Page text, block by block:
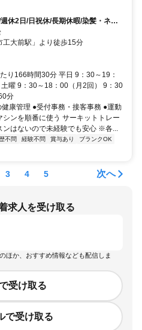
休2日/日祝休/長期休暇/染髪・ネイ
工大前駅」より徒歩15分
り166時間30分 平日 9：30～19：
曜 9：30～18：00（月2回） 9：30
分
康管理 ●受付事務・接客事務 ●運動
ンを順番に使う サーキットトレー
ンはないので未経験でも安心 ※各...
不問 経験不問 賞与あり
ブランクOK
3 4 5 次へ
求人を受け取る
ほか、おすすめ情報なども配信しま
受け取る
で受け取る